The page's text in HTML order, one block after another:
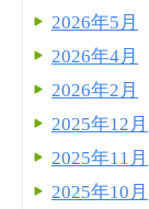
2026年5月
2026年4月
2026年2月
2025年12月
2025年11月
2025年10月